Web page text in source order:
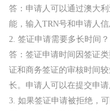
答：申请人可以通过澳大
能，输入TRN号和申请人
2. 签证申请需要多长时间？
答：签证申请时间因签证
证和商务签证的审核时间
长。申请人可以在提交申
3. 如果签证申请被拒绝，